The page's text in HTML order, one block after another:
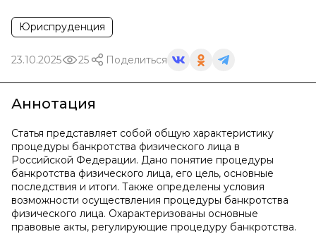
Юриспруденция
23.10.2025 25 Поделиться
Аннотация
Статья представляет собой общую характеристику
процедуры банкротства физического лица в
Российской Федерации. Дано понятие процедуры
банкротства физического лица, его цель, основные
последствия и итоги. Также определены условия
возможности осуществления процедуры банкротства
физического лица. Охарактеризованы основные
правовые акты, регулирующие процедуру банкротства.